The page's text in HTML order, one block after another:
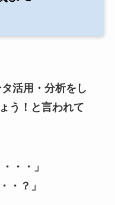
活用・分析をし
う！と言われて
・・」
・？」